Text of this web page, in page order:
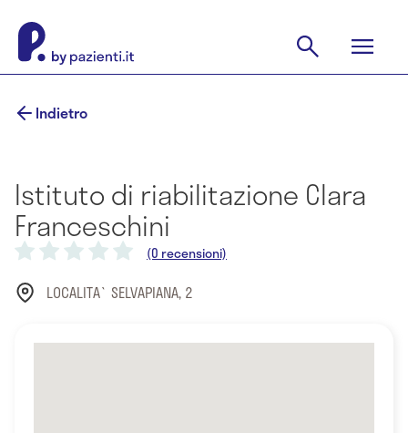
Indietro
Istituto di riabilitazione Clara
Franceschini
(0 recensioni)
LOCALITA` SELVAPIANA, 2